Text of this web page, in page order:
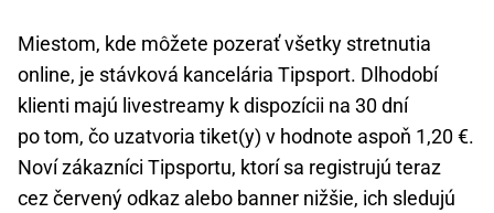
Miestom, kde môžete pozerať všetky stretnutia
online, je stávková kancelária Tipsport. Dlhodobí
klienti majú livestreamy k dispozícii na 30 dní
po tom, čo uzatvoria tiket(y) v hodnote aspoň 1,20 €.
Noví zákazníci Tipsportu, ktorí sa registrujú teraz
cez červený odkaz alebo banner nižšie, ich sledujú